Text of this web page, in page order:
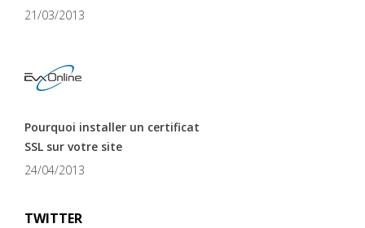
21/03/2013
Pourquoi installer un certificat
SSL sur votre site
24/04/2013
TWITTER